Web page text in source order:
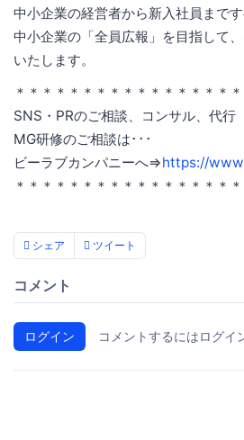
中小企業の経営者から新入社員まです
中小企業の「全員広報」を目指して
いたします。
＊＊＊＊＊＊＊＊＊＊＊＊＊＊＊＊
SNS・PRのご相談、コンサル、代行
MG研修のご相談は･･･
ビーラブカンパニーへ⇒https://
＊＊＊＊＊＊＊＊＊＊＊＊＊＊＊＊
シェア ツイート
コメント
ログイン コメントするにはログイ